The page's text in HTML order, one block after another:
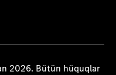
2026. Bütün hüquqlar